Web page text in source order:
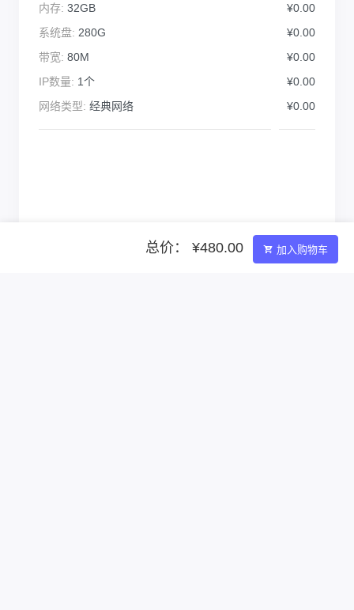
内存: 32GB
¥0.00
系统盘: 280G
¥0.00
带宽: 80M
¥0.00
IP数量: 1个
¥0.00
网络类型: 经典网络 ¥0.00
总价： ¥480.00 加入购物车